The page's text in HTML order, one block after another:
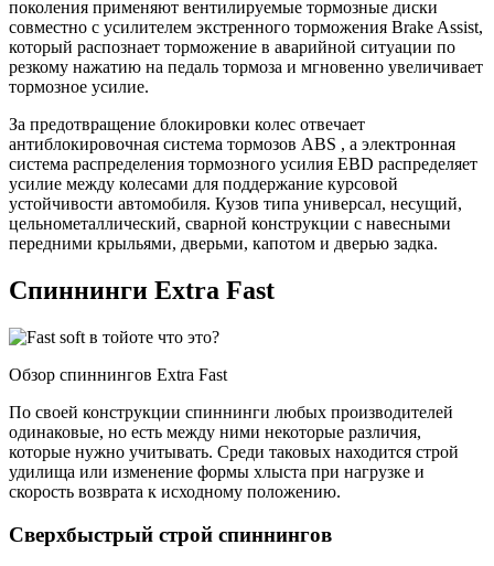
поколения применяют вентилируемые тормозные диски
совместно с усилителем экстренного торможения Brake Assist,
который распознает торможение в аварийной ситуации по
резкому нажатию на педаль тормоза и мгновенно увеличивает
тормозное усилие.
За предотвращение блокировки колес отвечает
антиблокировочная система тормозов ABS , а электронная
система распределения тормозного усилия EBD распределяет
усилие между колесами для поддержание курсовой
устойчивости автомобиля. Кузов типа универсал, несущий,
цельнометаллический, сварной конструкции с навесными
передними крыльями, дверьми, капотом и дверью задка.
Спиннинги Extra Fast
Обзор спиннингов Extra Fast
По своей конструкции спиннинги любых производителей
одинаковые, но есть между ними некоторые различия,
которые нужно учитывать. Среди таковых находится строй
удилища или изменение формы хлыста при нагрузке и
скорость возврата к исходному положению.
Сверхбыстрый строй спиннингов